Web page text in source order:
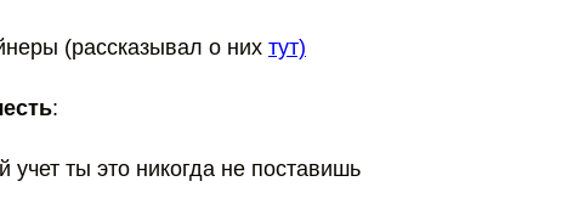
(рассказывал о них тут)
:
учет ты это никогда не поставишь